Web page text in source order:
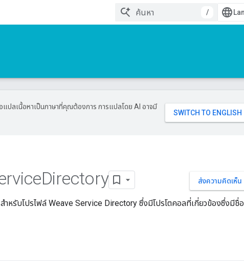
/
แปลเนื้อหาเป็นภาษาที่คุณต้องการ การแปลโดย AI อาจมี
ส่งความคิดเห็น
Directory
หรับโปรไฟล์ Weave Service Directory ซึ่งมีโปรโตคอลที่เกี่ยวข้องซึ่งมีชื่อ